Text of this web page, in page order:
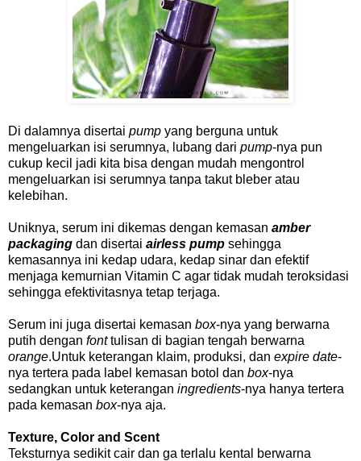
Di dalamnya disertai pump yang berguna untuk
mengeluarkan isi serumnya, lubang dari pump-nya pun
cukup kecil jadi kita bisa dengan mudah mengontrol
mengeluarkan isi serumnya tanpa takut bleber atau
kelebihan.
Uniknya, serum ini dikemas dengan kemasan amber
packaging dan disertai airless pump sehingga
kemasannya ini kedap udara, kedap sinar dan efektif
menjaga kemurnian Vitamin C agar tidak mudah teroksidasi
sehingga efektivitasnya tetap terjaga.
Serum ini juga disertai kemasan box-nya yang berwarna
putih dengan fonttulisan di bagian tengah berwarna
orange.Untuk keterangan klaim, produksi, dan expire date-
nya tertera pada label kemasan botol dan box-nya
sedangkan untuk keterangan ingredients-nya hanya tertera
pada kemasan box-nya aja.
Texture, Color and Scent
Teksturnya sedikit cair dan ga terlalu kental berwarna